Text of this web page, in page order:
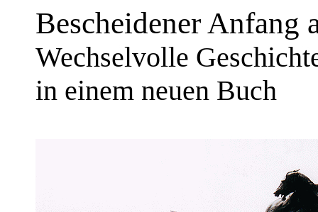
Bescheidener Anfang
Wechselvolle
in einem neuen Buch